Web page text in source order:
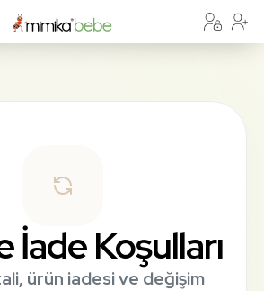
İade Koşulları
ürün iadesi ve değişim